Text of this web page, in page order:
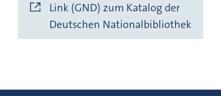
Link (GND) zum Katalog der
Deutschen Nationalbibliothek